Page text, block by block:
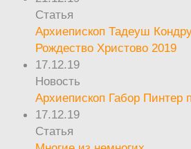
Статья
Архиепископ Тадеуш
Рождество Христово 2019
17.12.19
Новость
Архиепископ Габор Пинтер
17.12.19
Статья